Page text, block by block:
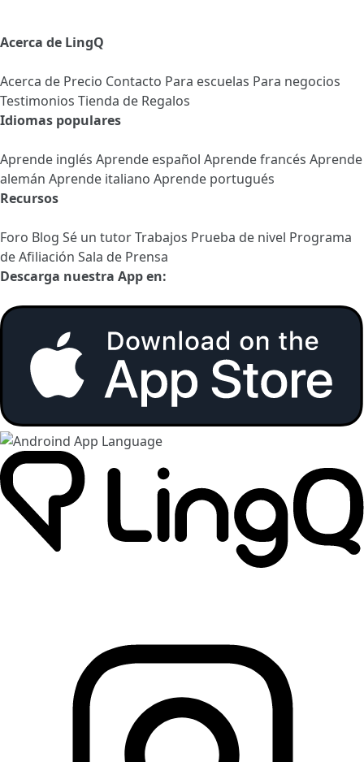
Acerca de LingQ
Acerca de Precio Contacto Para escuelas Para negocios
Testimonios Tienda de Regalos
Idiomas populares
Aprende inglés Aprende español Aprende francés Aprende
alemán Aprende italiano Aprende portugués
Recursos
Foro Blog Sé un tutorTrabajos Prueba de nivel Programa
de Afiliación Sala de Prensa
Descarga nuestra App en: